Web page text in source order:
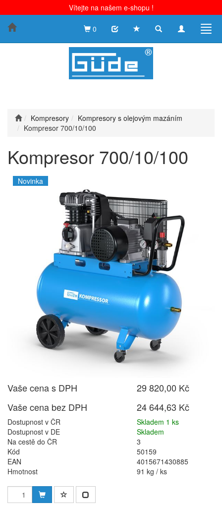
Vítejte na našem e-shopu !
Toggle
Toggle
0
Kompresory
Kompresory s olejovým mazáním
Kompresor 700/10/100
Kompresor 700/10/100
Novinka
Vaše cena s DPH
29 820,00 Kč
Vaše cena bez DPH
24 644,63 Kč
Dostupnost v ČR
Skladem 1 ks
Dostupnost v DE
Skladem
Na cestě do ČR
3
Kód
50159
EAN
4015671430885
Hmotnost
91 kg / ks